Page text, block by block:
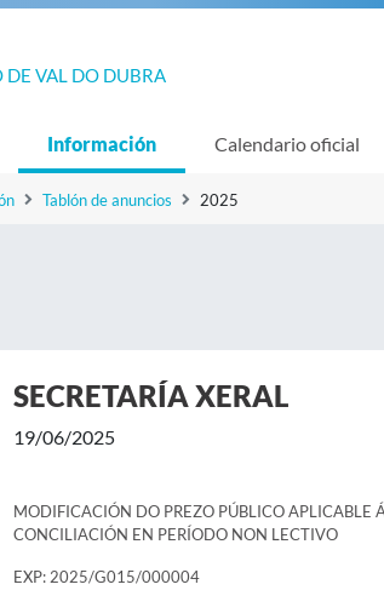
VAL DO DUBRA
Información Calendario oficial
Tablón de anuncios 2025
SECRETARÍA XERAL
19/06/2025
MODIFICACIÓN DO PREZO PÚBLICO APLICABLE
CONCILIACIÓN EN PERÍODO NON LECTIVO
EXP: 2025/G015/000004